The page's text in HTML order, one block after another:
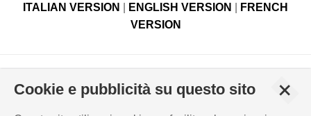
ITALIAN VERSION ENGLISH VERSION
FRENCH
VERSION
Viale Edison, 6 - 37059 Campagnola di Zevio (VR), Italy -
Cookie e pubblicità su questo sito +